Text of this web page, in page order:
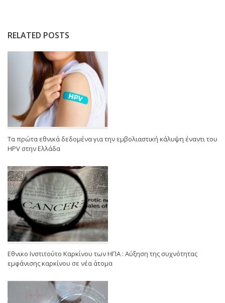
RELATED POSTS
Τα πρώτα εθνικά δεδομένα για την εμβολιαστική κάλυψη έναντι του
HPV στην Ελλάδα
Εθνικο Ινστιτούτο Καρκίνου των ΗΠΑ : Αύξηση της συχνότητας
εμφάνισης καρκίνου σε νέα άτομα